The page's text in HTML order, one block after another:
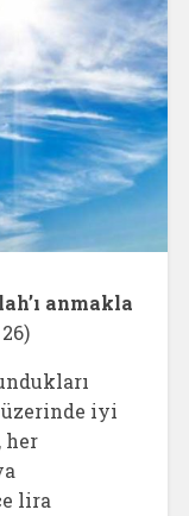
anmakla
üzerinde iyi
her
lira